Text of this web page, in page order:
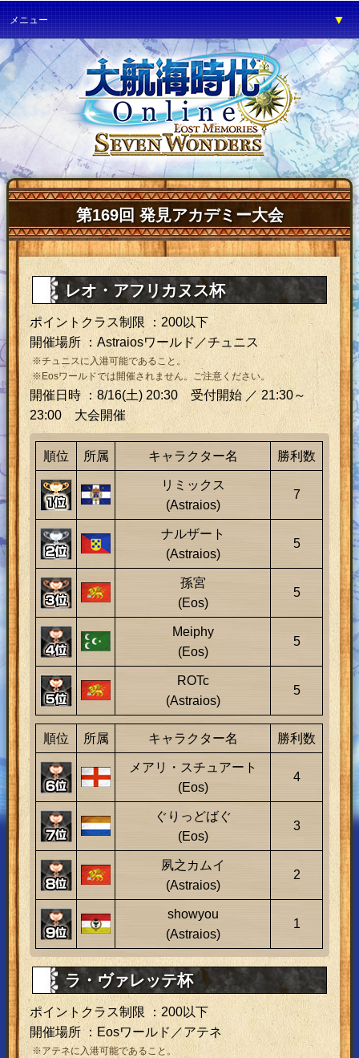
メニュー ▼
ゲーム紹介 ▼
プレイガイド ▼
サービス ▼
イベント ▼
開発の部屋 ▼
サポート ▼
▼
ネットカフェ ▼
第169回 発見アカデミー大会
レオ・アフリカヌス杯
ポイントクラス制限 ：200以下
開催場所 ：Astraiosワールド／チュニス
※チュニスに入港可能であること。
※Eosワールドでは開催されません。ご注意ください。
開催日時 ：8/16(土) 20:30 受付開始 ／ 21:30～
23:00 大会開催
順位 所属 キャラクター名 勝利数
リミックス
(Astraios)
7
ナルザート
(Astraios)
5
孫宮
(Eos)
5
Meiphy
(Eos)
5
ROTc
(Astraios)
5
順位 所属 キャラクター名 勝利数
メアリ・スチュアート
(Eos)
4
ぐりっどばぐ
(Eos)
3
夙之カムイ
(Astraios)
2
showyou
(Astraios)
1
ラ・ヴァレッテ杯
ポイントクラス制限 ：200以下
開催場所 ：Eosワールド／アテネ
※アテネに入港可能であること。